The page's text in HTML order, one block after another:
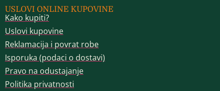
USLOVI ONLINE KUPOVINE
Kako kupiti?
Uslovi kupovine
Reklamacija i povrat robe
Isporuka (podaci o dostavi)
Pravo na odustajanje
Politika privatnosti